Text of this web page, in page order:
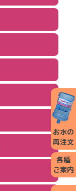
お水の
再注文
各種
ご案内